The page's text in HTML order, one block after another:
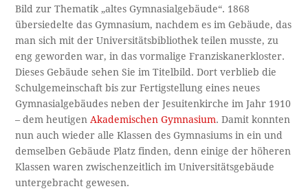
Bild zur Thematik „altes Gymnasialgebäude“. 1868
übersiedelte das Gymnasium, nachdem es im Gebäude, das
man sich mit der Universitätsbibliothek teilen musste, zu
eng geworden war, in das vormalige Franziskanerkloster.
Dieses Gebäude sehen Sie im Titelbild. Dort verblieb die
Schulgemeinschaft bis zur Fertigstellung eines neues
Gymnasialgebäudes neben der Jesuitenkirche im Jahr 1910
– dem heutigenAkademischen Gymnasium. Damit konnten
nun auch wieder alle Klassen des Gymnasiums in ein und
demselben Gebäude Platz finden, denn einige der höheren
Klassen waren zwischenzeitlich im Universitätsgebäude
untergebracht gewesen.